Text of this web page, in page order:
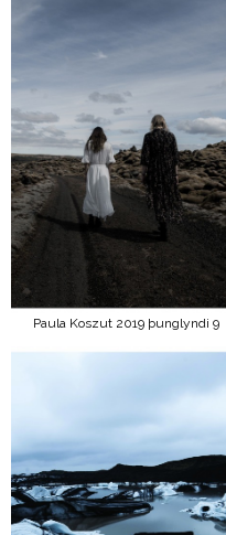
Paula Koszut 2019 þunglyndi 9